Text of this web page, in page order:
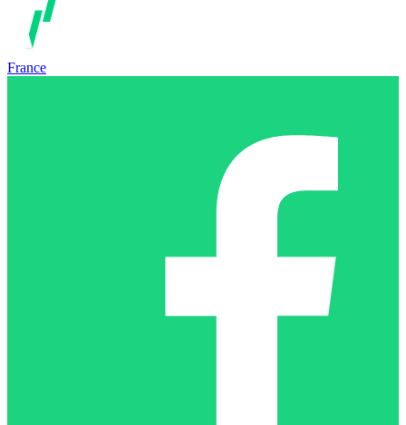
France